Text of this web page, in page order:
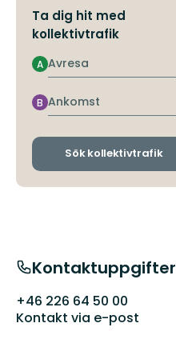
Ta dig hit med
kollektivtrafik
Avresa
A
Ankomst
B
Sök kollektivtrafik
Kontaktuppgifter
+46 226 64 50 00
Kontakt via e-post